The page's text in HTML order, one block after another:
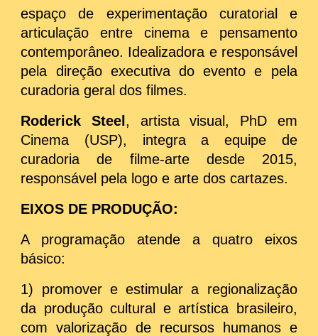
espaço de experimentação curatorial e
articulação entre cinema e pensamento
contemporâneo. Idealizadora e responsável
pela direção executiva do evento e pela
curadoria geral dos filmes.
Roderick Steel , artista visual, PhD em
Cinema (USP), integra a equipe de
curadoria de filme-arte desde 2015,
responsável pela logo e arte dos cartazes.
EIXOS DE PRODUÇÃO:
​A programação atende a quatro eixos
básico:
1) promover e estimular a regionalização
da produção cultural e artística brasileiro,
com valorização de recursos humanos e